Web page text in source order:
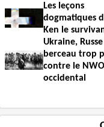
Les leçons
dogmatiques
Ken le
Ukraine, Russe
berceau trop
contre le NWO
occidental